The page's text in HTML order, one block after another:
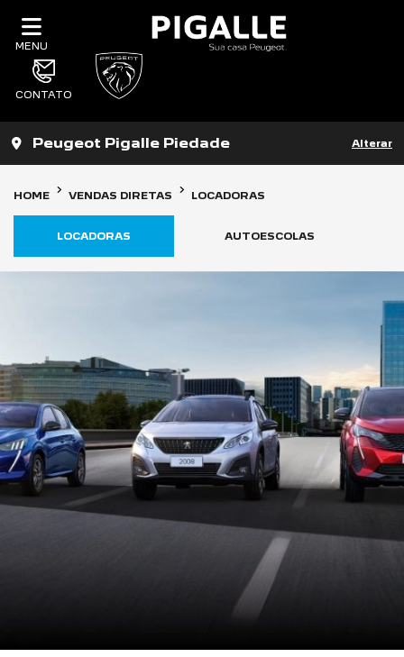
MENU
CONTATO
Peugeot Pigalle Piedade Alterar
HOME VENDAS DIRETAS LOCADORAS
AUTOESCOLAS
LOCADORAS